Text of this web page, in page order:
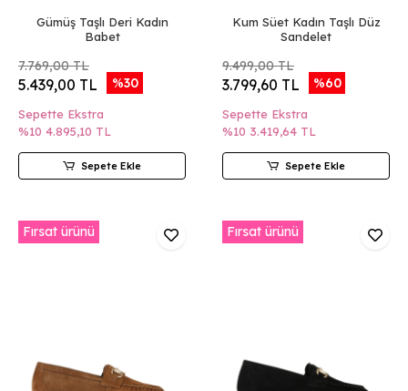
Gümüş Taşlı Deri Kadın
Babet
7.769,00 TL
5.439,00 TL %30
Sepette Ekstra
%10 4.895,10 TL
Sepete Ekle
Kum Süet Kadın Taşlı Düz
Sandelet
9.499,00 TL
3.799,60 TL %60
Sepette Ekstra
%10 3.419,64 TL
Sepete Ekle
Fırsat ürünü Fırsat ürünü